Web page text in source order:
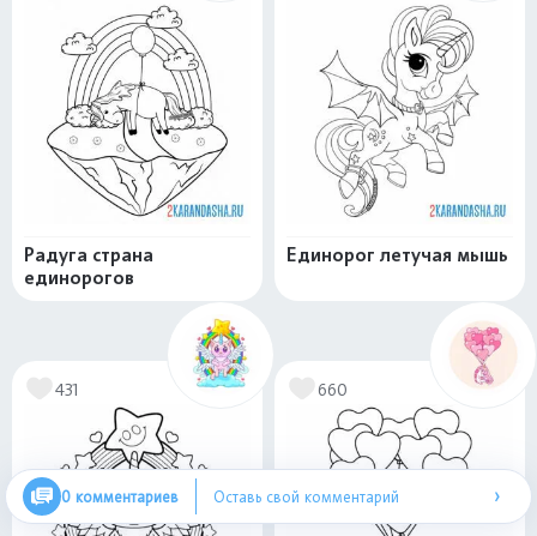
Радуга страна
единорогов
Единорог летучая мышь
431 660
0 комментариев Оставь свой комментарий ›